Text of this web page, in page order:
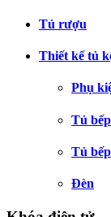
Tủ rượu
Thiết kế tủ
Phụ
Tủ
Tủ
Đèn